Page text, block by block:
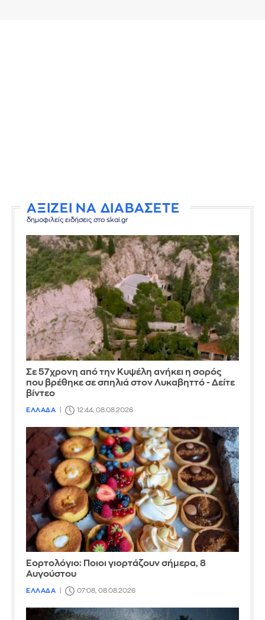
ΑΞΙΖΕΙ ΝΑ ΔΙΑΒΑΣΕΤΕ
δημοφιλείς ειδήσεις στο skai.gr
Σε 57χρονη από την Κυψέλη ανήκει η σορός
που βρέθηκε σε σπηλιά στον Λυκαβηττό - Δείτε
βίντεο
ΕΛΛΑΔΑ 12:44, 08.08.2026
Εορτολόγιο: Ποιοι γιορτάζουν σήμερα, 8
Αυγούστου
ΕΛΛΑΔΑ 07:08, 08.08.2026